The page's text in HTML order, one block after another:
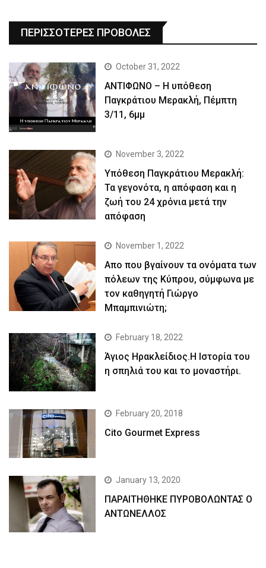
ΠΕΡΙΣΣΟΤΕΡΕΣ ΠΡΟΒΟΛΕΣ
October 31, 2022
ΑΝΤΙΦΩΝΟ – Η υπόθεση
Παγκράτιου Μερακλή, Πέμπτη
3/11, 6μμ
November 3, 2022
Yπόθεση Παγκράτιου Μερακλή:
Τα γεγονότα, η απόφαση και η
ζωή του 24 χρόνια μετά την
απόφαση
November 1, 2022
Απο που βγαίνουν τα ονόματα των
πόλεων της Κύπρου, σύμφωνα με
τον καθηγητή Γιώργο
Μπαμπινιώτη;
February 18, 2022
Άγιος Ηρακλείδιος.Η Ιστορία του
η σπηλιά του και το μοναστήρι.
February 20, 2018
Cito Gourmet Express
January 13, 2020
ΠΑΡΑΙΤΗΘΗΚΕ ΠΥΡΟΒΟΛΩΝΤΑΣ Ο
ΑΝΤΩΝΕΛΛΟΣ